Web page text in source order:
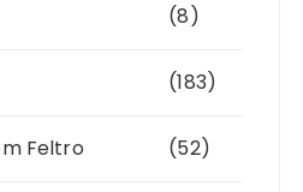
(8)
(183)
Feltro (52)